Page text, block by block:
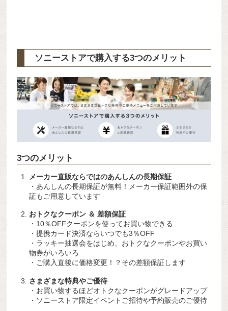
ソニーストアで購入する3つのメリット
3つのメリット
メーカー直販ならではのあんしんの長期保証
・あんしんの長期保証が無料！メーカー保証範囲外の保
証もご用意しています
おトクなクーポン ＆ 差額保証
・10％OFFクーポンを使ってお買い物できる
・提携カード決済ならいつでも3％OFF
・ラッキー抽選会をはじめ、おトクなクーポンやお買い
物券がいろいろ
・ご購入直後に価格変更！？その差額保証します
さまざまな特典やご優待
・お買い物するほどオトクなクーポンがグレードアップ
・ソニーストア限定イベントご招待や予約販売のご優待